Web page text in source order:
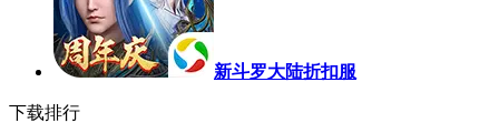
新斗罗大陆折扣服
下载排行